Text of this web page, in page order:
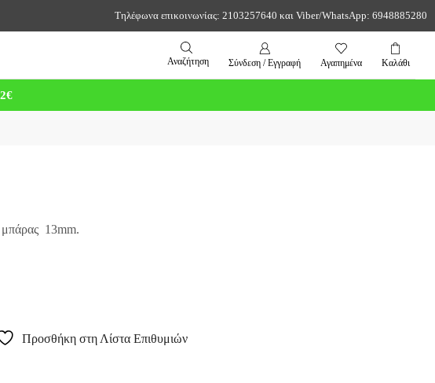
Τηλέφωνα επικοινωνίας: 2103257640 και Viber/WhatsApp: 6948885280
Αναζήτηση Σύνδεση / Εγγραφή Αγαπημένα Καλάθι
13mm.
Προσθήκη στη Λίστα Επιθυμιών